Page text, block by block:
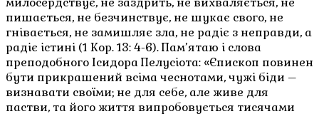
пишається, не безчинствує, не шукає свого, не
гнівається, не замишляє зла, не радіє з неправди, а
радіє істині (1 Кор. 13: 4-6). Пам’ятаю і слова
преподобного Ісидора Пелусіота: «Єпископ повинен
бути прикрашений всіма чеснотами, чужі біди –
визнавати своїми; не для себе, але живе для
пастви, та його життя випробовується тисячами